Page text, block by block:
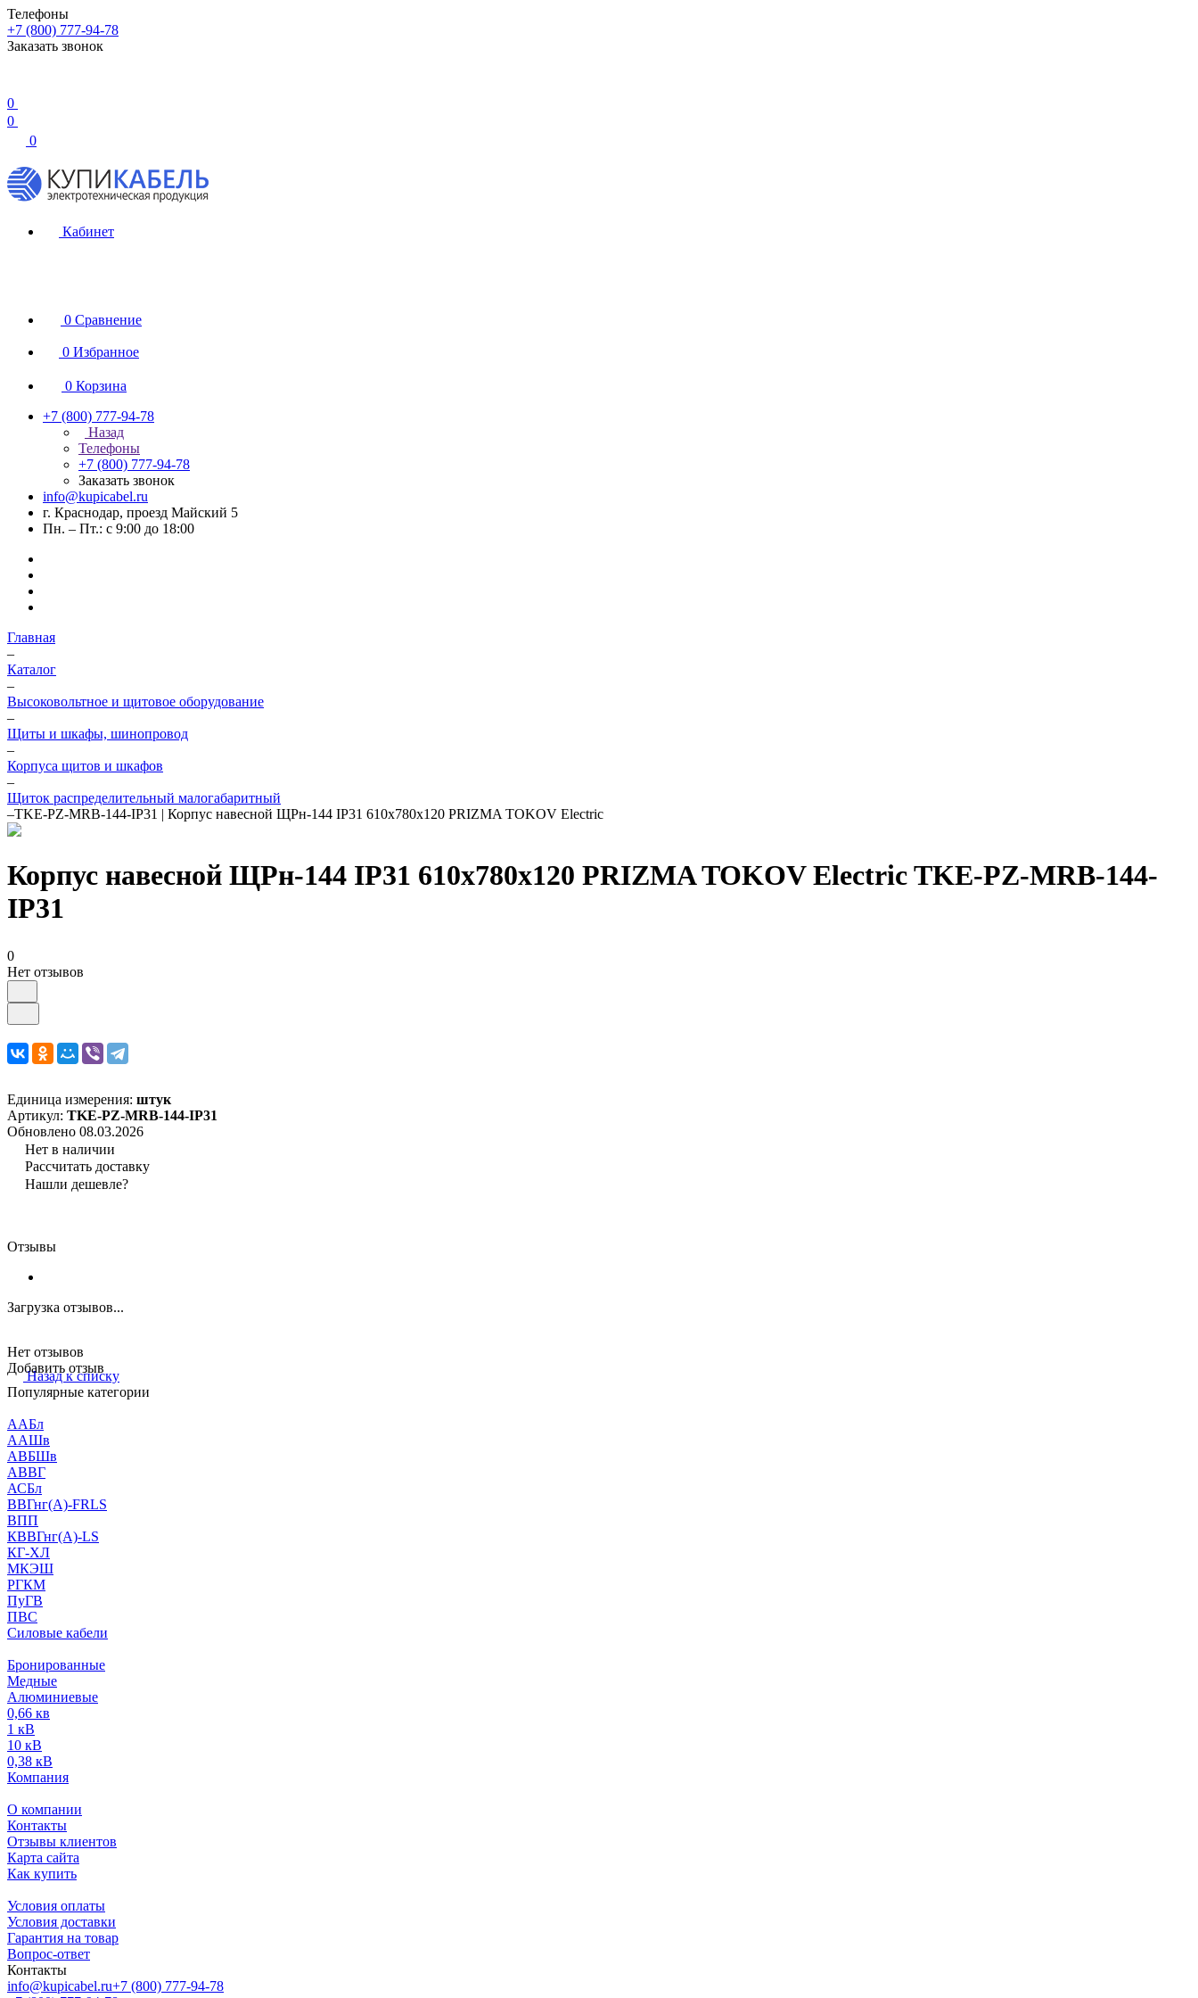
Телефоны
+7 (800) 777-94-78
Заказать звонок
0
0
0
Кабинет
0 Сравнение
0 Избранное
0 Корзина
+7 (800) 777-94-78
Назад
Телефоны
+7 (800) 777-94-78
Заказать звонок
info@kupicabel.ru
г. Краснодар, проезд Майский 5
Пн. – Пт.: с 9:00 до 18:00
Главная
–
Каталог
–
Высоковольтное и щитовое оборудование
–
Щиты и шкафы, шинопровод
–
Корпуса щитов и шкафов
–
Щиток распределительный малогабаритный
–TKE-PZ-MRB-144-IP31 | Корпус навесной ЩРн-144 IP31 610х780х120 PRIZMA TOKOV Electric
Корпус навесной ЩРн-144 IP31 610х780х120 PRIZMA TOKOV Electric TKE-PZ-MRB-144-
IP31
0
Нет отзывов
Единица измерения: штук
Артикул: TKE-PZ-MRB-144-IP31
Обновлено 08.03.2026
Нет в наличии
Рассчитать доставку
Нашли дешевле?
Отзывы
Загрузка отзывов...
Нет отзывов
Добавить отзыв
Назад к списку
Популярные категории
ААБл
ААШв
АВБШв
АВВГ
АСБл
ВВГнг(А)-FRLS
ВПП
КВВГнг(А)-LS
КГ-ХЛ
МКЭШ
РГКМ
ПуГВ
ПВС
Силовые кабели
Бронированные
Медные
Алюминиевые
0,66 кв
1 кВ
10 кВ
0,38 кВ
Компания
О компании
Контакты
Отзывы клиентов
Карта сайта
Как купить
Условия оплаты
Условия доставки
Гарантия на товар
Вопрос-ответ
Контакты
info@kupicabel.ru+7 (800) 777-94-78